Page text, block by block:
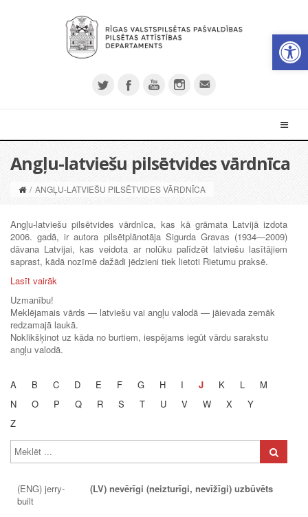
Angļu-latviešu pilsētvides vārdnīca
/ ANGĻU-LATVIEŠU PILSĒTVIDES VĀRDNĪCA
Angļu-latviešu pilsētvides vārdnīca, kas kā grāmata Latvijā izdota
2006. gadā, ir autora pilsētplānotāja Sigurda Gravas (1934—2009)
dāvana Latvijai, kas veidota ar nolūku palīdzēt latviešu lasītājiem
saprast, kādā nozīmē dažādi jēdzieni tiek lietoti Rietumu praksē.
Lasīt vairāk
Uzmanību!
Meklējamais vārds — latviešu vai angļu valodā — jāievada zemāk
redzamajā laukā.
Noklikšķinot uz kāda no burtiem, iespējams iegūt vārdu sarakstu
angļu valodā.
A B C D E F G H I J K L
M
N
O P Q R S T U V W X
Y
Z
(ENG) jerry-
built
(LV) nevērīgi (neizturīgi, nevīžīgi) uzbūvēts